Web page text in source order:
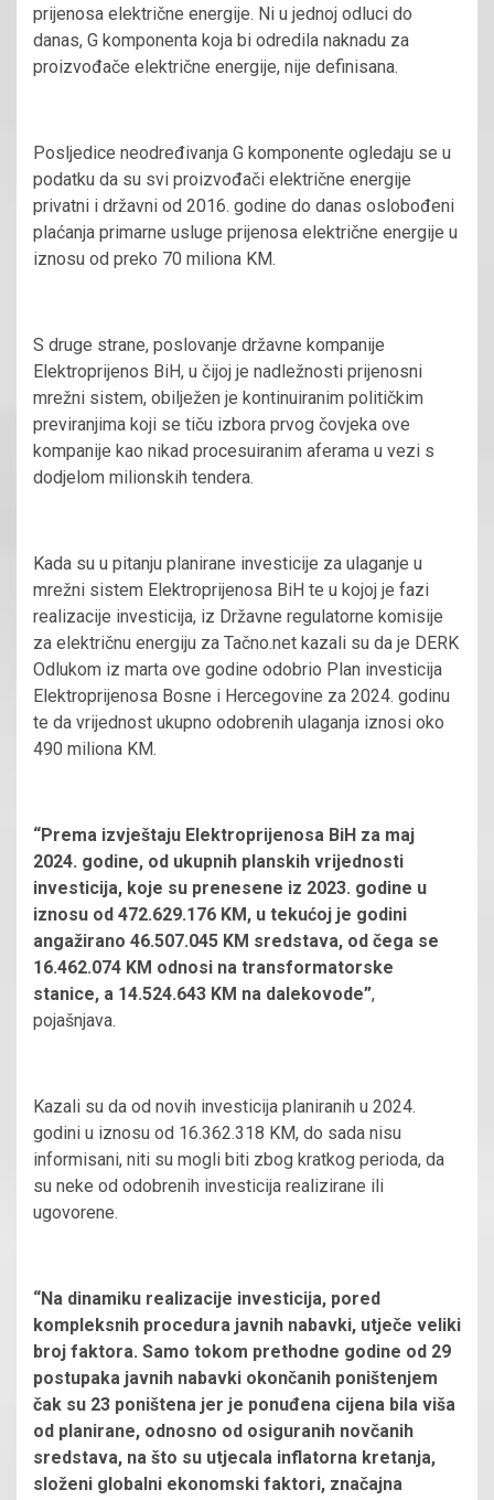
prijenosa električne energije. Ni u jednoj odluci do
danas, G komponenta koja bi odredila naknadu za
proizvođače električne energije, nije definisana.
Posljedice neodređivanja G komponente ogledaju se u
podatku da su svi proizvođači električne energije
privatni i državni od 2016. godine do danas oslobođeni
plaćanja primarne usluge prijenosa električne energije u
iznosu od preko 70 miliona KM.
S druge strane, poslovanje državne kompanije
Elektroprijenos BiH, u čijoj je nadležnosti prijenosni
mrežni sistem, obilježen je kontinuiranim političkim
previranjima koji se tiču izbora prvog čovjeka ove
kompanije kao nikad procesuiranim aferama u vezi s
dodjelom milionskih tendera.
Kada su u pitanju planirane investicije za ulaganje u
mrežni sistem Elektroprijenosa BiH te u kojoj je fazi
realizacije investicija, iz Državne regulatorne komisije
za električnu energiju za Tačno.net kazali su da je DERK
Odlukom iz marta ove godine odobrio Plan investicija
Elektroprijenosa Bosne i Hercegovine za 2024. godinu
te da vrijednost ukupno odobrenih ulaganja iznosi oko
490 miliona KM.
“Prema izvještaju Elektroprijenosa BiH za maj
2024. godine, od ukupnih planskih vrijednosti
investicija, koje su prenesene iz 2023. godine u
iznosu od 472.629.176 KM, u tekućoj je godini
angažirano 46.507.045 KM sredstava, od čega se
16.462.074 KM odnosi na transformatorske
stanice, a 14.524.643 KM na dalekovode”,
pojašnjava.
Kazali su da od novih investicija planiranih u 2024.
godini u iznosu od 16.362.318 KM, do sada nisu
informisani, niti su mogli biti zbog kratkog perioda, da
su neke od odobrenih investicija realizirane ili
ugovorene.
“Na dinamiku realizacije investicija, pored
kompleksnih procedura javnih nabavki, utječe veliki
broj faktora. Samo tokom prethodne godine od 29
postupaka javnih nabavki okončanih poništenjem
čak su 23 poništena jer je ponuđena cijena bila viša
od planirane, odnosno od osiguranih novčanih
sredstava, na što su utjecala inflatorna kretanja,
složeni globalni ekonomski faktori, značajna